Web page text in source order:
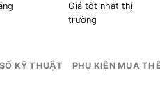
Giá tốt nhất thị
trường
KỸ THUẬT PHỤ KIỆN MUA